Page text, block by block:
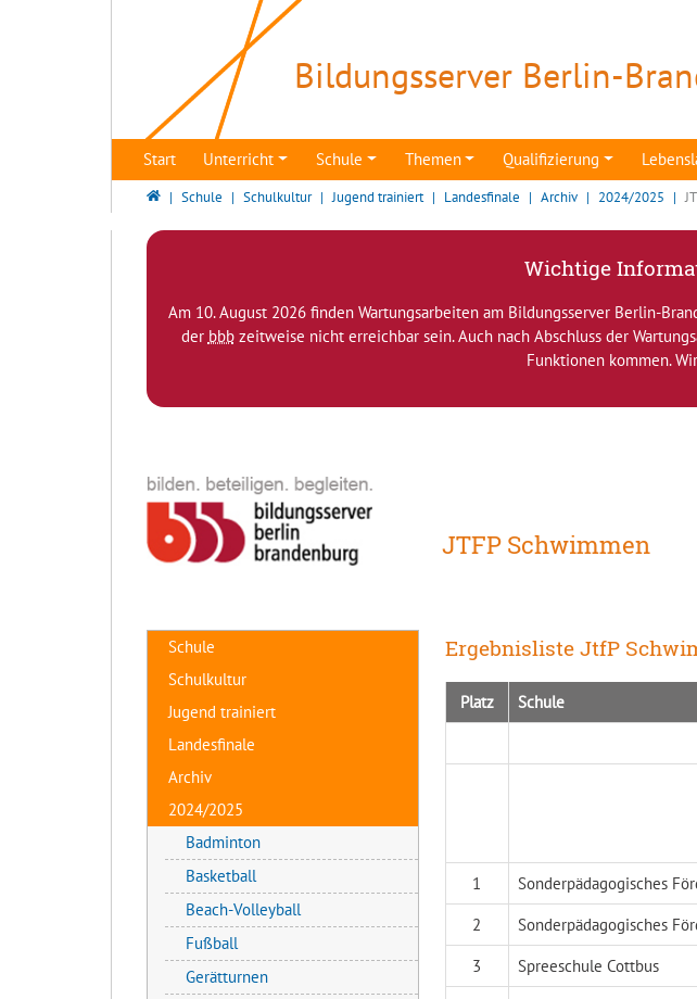
Bildungsserver Berlin-
Start Unterricht Schule Themen Qualifizierung
Bildungsserver Berlin - Brandenburg
Schule Schulkultur Jugend trainiert Landesfinale Archiv 2024/2025
Wichtige
Am 10. August 2026 finden Wartungsarbeiten am Bildungsserver Berlin-
der bbbzeitweise nicht erreichbar sein. Auch nach Abschluss der
Funktionen kommen.
JTFP Schwimmen
Ergebnisliste JtfP
Platz Schule
1 Sonderpädagogisches
2
Sonderpädagogisches
3
Spreeschule Cottbus
Schule
Schulkultur
Jugend trainiert
Landesfinale
Archiv
2024/2025
Badminton
Basketball
Beach-Volleyball
Fußball
Gerätturnen